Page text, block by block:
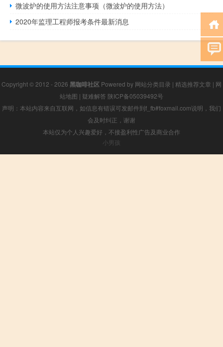
微波炉的使用方法注意事项（微波炉的使用方法）
2020年监理工程师报考条件最新消息
Copyright © 2012 - 2026 黑咖啡社区 Powered by 网站分类目录 | 精选推荐文章 | 网
站地图 | 疑难解答 陕ICP备05039492号
声明：本站内容来自互联网，如信息有错误可发邮件到f_fb#foxmail.com说明，我们
会及时纠正，谢谢
本站仅为个人兴趣爱好，不接盈利性广告及商业合作
小男孩